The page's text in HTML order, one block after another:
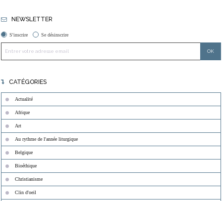
NEWSLETTER
S'inscrire Se désinscrire
CATÉGORIES
Actualité
Afrique
Art
Au rythme de l'année liturgique
Belgique
Bioéthique
Christianisme
Clin d'oeil